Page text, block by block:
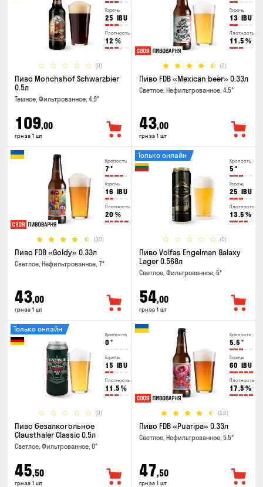
Горечь
25 IBU
Плотность
12 %
(0)
Пиво Monchshof Schwarzbier
0.5л
Темное, Фильтрованное, 4.9°
109,00
грн за 1 шт
Горечь
13 IBU
Плотность
11.5 %
(2)
Пиво FDB «Mexican beer» 0.33л
Светлое, Нефильтрованное, 4.5°
43,00
грн за 1 шт
Крепость
7 °
Горечь
16 IBU
Плотность
20 %
(30)
Пиво FDB «Goldy» 0.33л
Светлое, Нефильтрованное, 7°
43,00
грн за 1 шт
Крепость
5 °
Горечь
25 IBU
Плотность
13.5 %
(0)
Только онлайн
Пиво Volfas Engelman Galaxy
Lager 0.568л
Светлое, Фильтрованное, 5°
54,00
грн за 1 шт
Крепость
0 °
Горечь
15 IBU
Плотность
11.5 %
(0)
Только онлайн
Пиво безалкогольное
Clausthaler Classic 0.5л
Светлое, Фильтрованное, 0°
45,50
грн за 1 шт
Крепость
5.5 °
Горечь
60 IBU
Плотность
17.5 %
(26)
Пиво FDB «Puaripa» 0.33л
Светлое, Нефильтрованное, 5.5°
47,50
грн за 1 шт